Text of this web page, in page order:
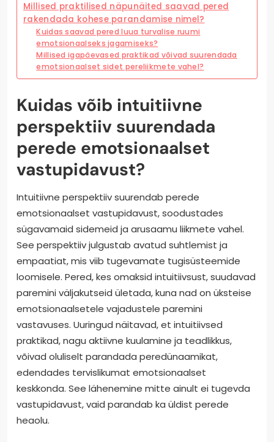
Millised praktilised näpunäited saavad pered
rakendada kohese parandamise nimel?
Kuidas saavad pered luua turvalise ruumi
emotsionaalseks jagamiseks?
Millised igapäevased praktikad võivad suurendada
emotsionaalset sidet pereliikmete vahel?
Kuidas võib intuitiivne
perspektiiv suurendada
perede emotsionaalset
vastupidavust?
Intuitiivne perspektiiv suurendab perede
emotsionaalset vastupidavust, soodustades
sügavamaid sidemeid ja arusaamu liikmete vahel.
See perspektiiv julgustab avatud suhtlemist ja
empaatiat, mis viib tugevamate tugisüsteemide
loomisele. Pered, kes omaksid intuitiivsust, suudavad
paremini väljakutseid ületada, kuna nad on üksteise
emotsionaalsetele vajadustele paremini
vastavuses. Uuringud näitavad, et intuitiivsed
praktikad, nagu aktiivne kuulamine ja teadlikkus,
võivad oluliselt parandada peredünaamikat,
edendades tervislikumat emotsionaalset
keskkonda. See lähenemine mitte ainult ei tugevda
vastupidavust, vaid parandab ka üldist perede
heaolu.